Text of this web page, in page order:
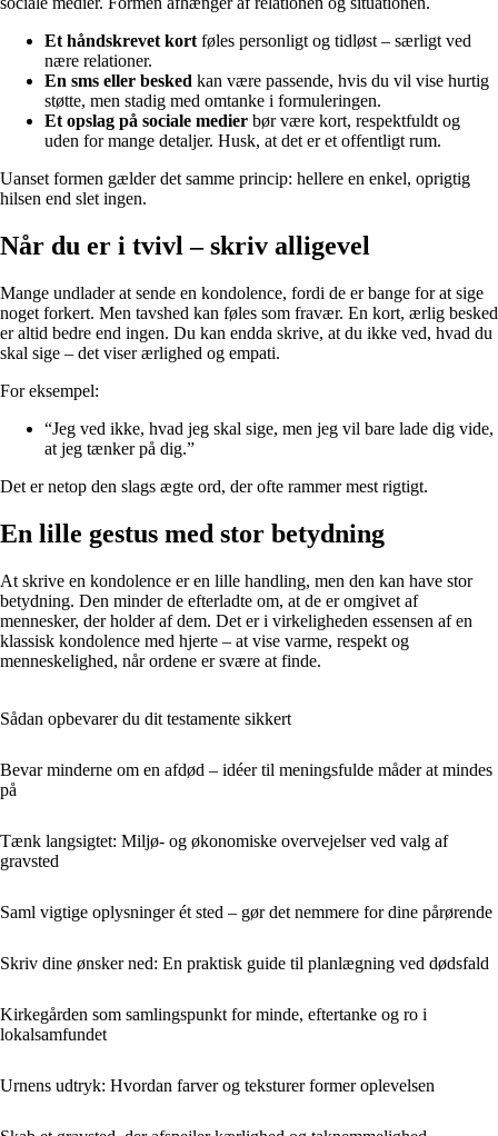
Et håndskrevet kort føles personligt og tidløst – særligt ved
nære relationer.
En sms eller besked kan være passende, hvis du vil vise hurtig
støtte, men stadig med omtanke i formuleringen.
Et opslag på sociale medier bør være kort, respektfuldt og
uden for mange detaljer. Husk, at det er et offentligt rum.
Uanset formen gælder det samme princip: hellere en enkel, oprigtig
hilsen end slet ingen.
Når du er i tvivl – skriv alligevel
Mange undlader at sende en kondolence, fordi de er bange for at sige
noget forkert. Men tavshed kan føles som fravær. En kort, ærlig besked
er altid bedre end ingen. Du kan endda skrive, at du ikke ved, hvad du
skal sige – det viser ærlighed og empati.
For eksempel:
“Jeg ved ikke, hvad jeg skal sige, men jeg vil bare lade dig vide,
at jeg tænker på dig.”
Det er netop den slags ægte ord, der ofte rammer mest rigtigt.
En lille gestus med stor betydning
At skrive en kondolence er en lille handling, men den kan have stor
betydning. Den minder de efterladte om, at de er omgivet af
mennesker, der holder af dem. Det er i virkeligheden essensen af en
klassisk kondolence med hjerte – at vise varme, respekt og
menneskelighed, når ordene er svære at finde.
Sådan opbevarer du dit testamente sikkert
Bevar minderne om en afdød – idéer til meningsfulde måder at mindes
på
Tænk langsigtet: Miljø- og økonomiske overvejelser ved valg af
gravsted
Saml vigtige oplysninger ét sted – gør det nemmere for dine pårørende
Skriv dine ønsker ned: En praktisk guide til planlægning ved dødsfald
Kirkegården som samlingspunkt for minde, eftertanke og ro i
lokalsamfundet
Urnens udtryk: Hvordan farver og teksturer former oplevelsen